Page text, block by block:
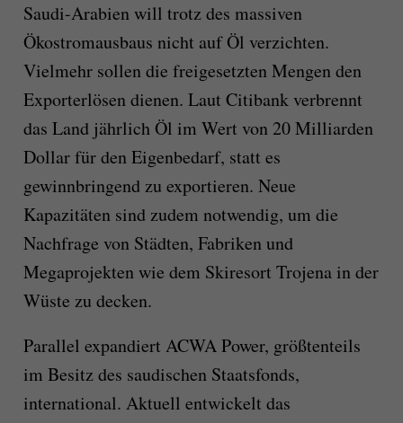
Saudi-Arabien will trotz des massiven
Ökostromausbaus nicht auf Öl verzichten.
Vielmehr sollen die freigesetzten Mengen den
Exporterlösen dienen. Laut Citibank verbrennt
das Land jährlich Öl im Wert von 20 Milliarden
Dollar für den Eigenbedarf, statt es
gewinnbringend zu exportieren. Neue
Kapazitäten sind zudem notwendig, um die
Nachfrage von Städten, Fabriken und
Megaprojekten wie dem Skiresort Trojena in der
Wüste zu decken.
Parallel expandiert ACWA Power, größtenteils
im Besitz des saudischen Staatsfonds,
international. Aktuell entwickelt das